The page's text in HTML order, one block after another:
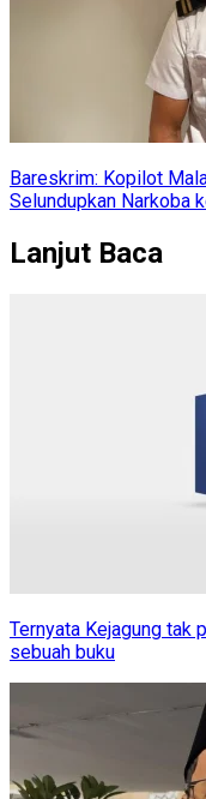
Bareskrim: Kopilot
Selundupkan Narkoba
Lanjut Baca
Ternyata Kejagung tak
sebuah buku